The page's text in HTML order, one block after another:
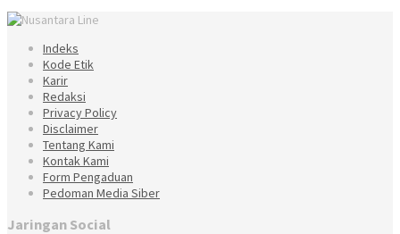
Indeks
Kode Etik
Karir
Redaksi
Privacy Policy
Disclaimer
Tentang Kami
Kontak Kami
Form Pengaduan
Pedoman Media Siber
Jaringan Social